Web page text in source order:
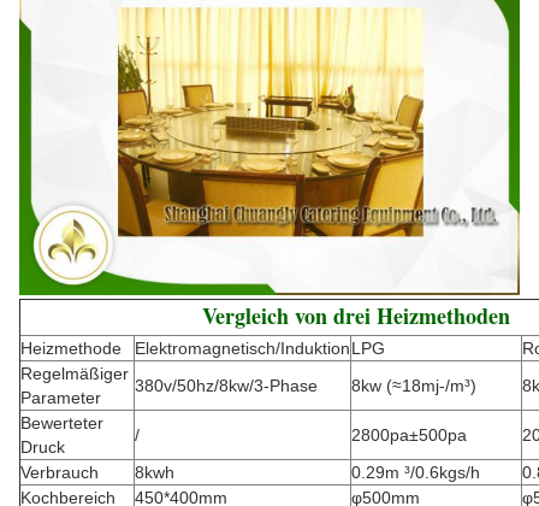
Vergleich von drei Heizmethoden
Heizmethode Elektromagnetisch/InduktionLPG
Regelmäßiger
Parameter
380v/50hz/8kw/3-Phase 8kw (≈18mj-/m³)
Bewerteter
Druck
/ 2800pa±500pa
Verbrauch
8kwh 0.29m ³/0.6kgs/h
Kochbereich
450*400mm φ500mm